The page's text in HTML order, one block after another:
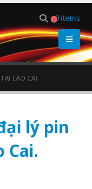
00 items
LÀO CAI.
lý pin
Cai.